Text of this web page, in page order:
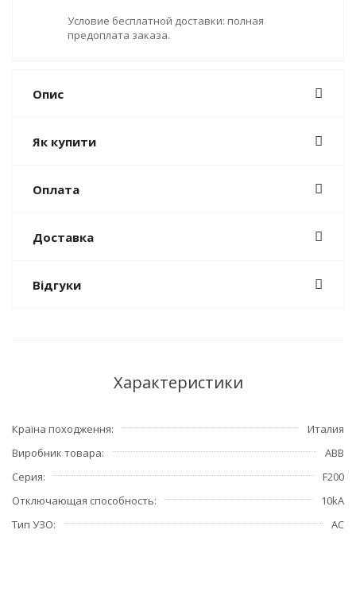
Условие бесплатной доставки: полная
предоплата заказа.
Опис
Як купити
Оплата
Доставка
Відгуки
Характеристики
Країна походження
Италия
Виробник товара
ABB
Серия
F200
Отключающая способность
10kA
Тип УЗО
АС